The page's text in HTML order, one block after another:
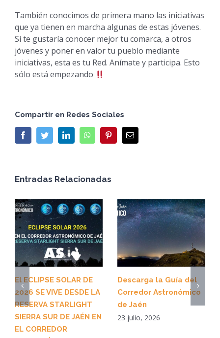
También conocimos de primera mano las iniciativas
que ya tienen en marcha algunas de estas jóvenes.
Si te gustaría conocer mejor tu comarca, a otros
jóvenes y poner en valor tu pueblo mediante
iniciativas, esta es tu Red. Anímate y participa. Esto
sólo está empezando
Compartir en Redes Sociales
FacebookTwitterLinkedInWhatsAppPinterestEmail
Entradas Relacionadas
El ECLIPSE SOLAR DE
2026 SE VIVE DESDE LA
RESERVA STARLIGHT
SIERRA SUR DE JAÉN EN
EL CORREDOR
Descarga la Guía del
Corredor Astronómico
de Jaén
23 julio, 2026